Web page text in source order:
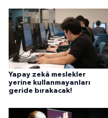
Yapay zekâ meslekler
yerine kullanmayanları
geride bırakacak!